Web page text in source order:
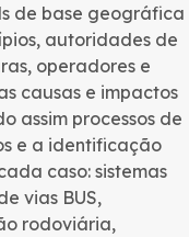
de base geográfica
autoridades de
operadores e
causas e impactos
assim processos de
e a identificação
caso: sistemas
vias BUS,
rodoviária,